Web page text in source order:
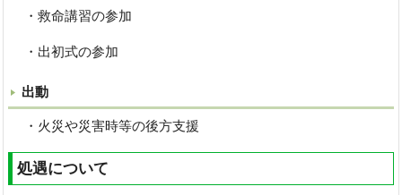
・救命講習の参加
・出初式の参加
出動
・火災や災害時等の後方支援
処遇について